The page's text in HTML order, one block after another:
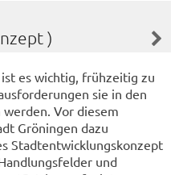
)
es wichtig, frühzeitig zu
sie in den
Vor diesem
Gröningen dazu
Stadtentwicklungskonzept
und